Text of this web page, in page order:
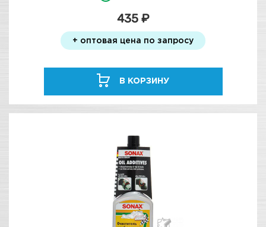
435 ₽
+ оптовая цена по запросу
В КОРЗИНУ